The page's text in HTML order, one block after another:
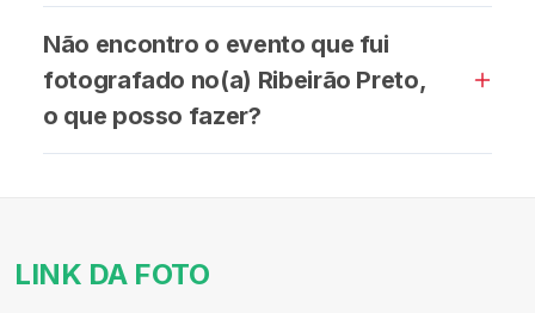
Não encontro o evento que fui
fotografado no(a) Ribeirão Preto,
o que posso fazer?
LINK DA FOTO